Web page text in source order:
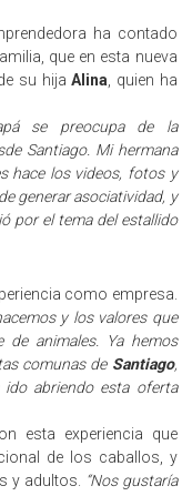
ha contado
que en esta nueva
su hijaAlina , quien ha
se preocupa de la
Santiago. Mi hermana
hace los videos, fotos y
generar asociatividad, y
por el tema del estallido
como empresa.
y los valores que
de animales. Ya hemos
comunas de Santiago,
ido abriendo esta oferta
esta experiencia que
de los caballos, y
y adultos.
“Nos gustaría